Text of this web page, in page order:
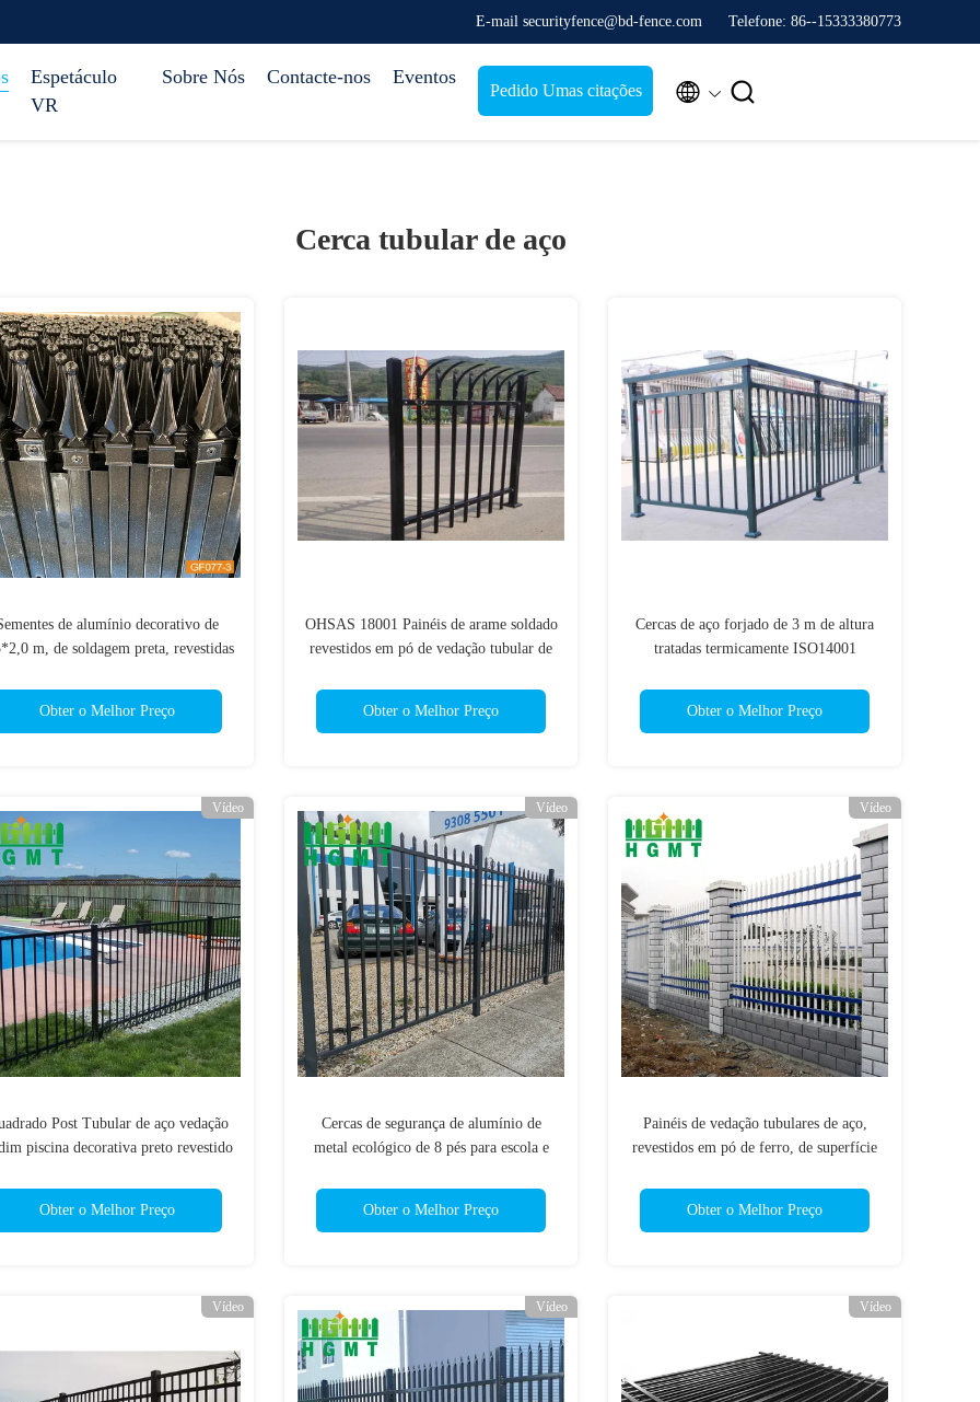
E-mail securityfence@bd-fence.com Telefone: 86--15333380773
Espetáculo
VR
Sobre Nós Contacte-nos Eventos
Pedido Umas citações  
Cerca tubular de aço
de alumínio decorativo de
m, de soldagem preta, revestidas
Obter o Melhor Preço
OHSAS 18001 Painéis de arame soldado
revestidos em pó de vedação tubular de
Obter o Melhor Preço
Cercas de aço forjado de 3 m de altura
tratadas termicamente ISO14001
Obter o Melhor Preço
Vídeo
Post Tubular de aço vedação
piscina decorativa preto revestido
Obter o Melhor Preço
Vídeo
Cercas de segurança de alumínio de
metal ecológico de 8 pés para escola e
Obter o Melhor Preço
Vídeo
Painéis de vedação tubulares de aço,
revestidos em pó de ferro, de superfície
Obter o Melhor Preço
Vídeo Vídeo Vídeo